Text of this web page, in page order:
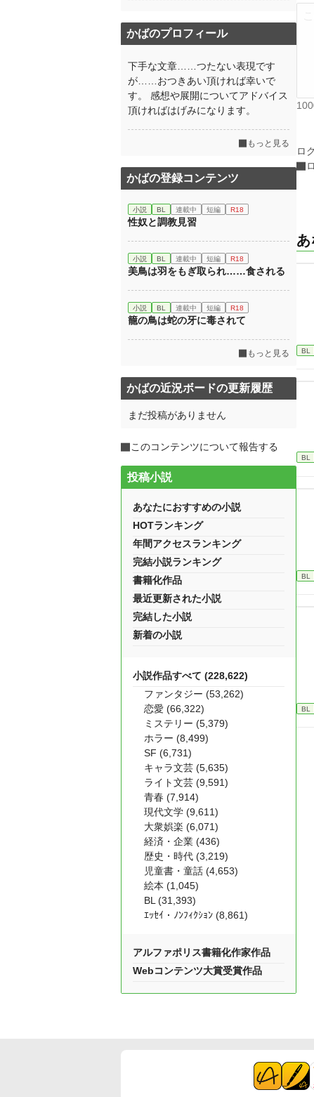
ロ
BL
BL
BL
BL
かばのプロフィール
下手な文章……つたない表現です
が……おつきあい頂ければ幸いで
す。 感想や展開についてアドバイス
頂ければはげみになります。
もっと見る
かばの登録コンテンツ
小説 BL 連載中 短編 R18
性奴と調教見習
小説 BL 連載中 短編 R18
美鳥は羽をもぎ取られ……食される
小説 BL 連載中 短編 R18
籠の鳥は蛇の牙に毒されて
もっと見る
かばの近況ボードの更新履歴
まだ投稿がありません
このコンテンツについて報告する
投稿小説
あなたにおすすめの小説
HOTランキング
年間アクセスランキング
完結小説ランキング
書籍化作品
最近更新された小説
完結した小説
新着の小説
小説作品すべて (228,622)
ファンタジー (53,262)
恋愛 (66,322)
ミステリー (5,379)
ホラー (8,499)
SF (6,731)
キャラ文芸 (5,635)
ライト文芸 (9,591)
青春 (7,914)
現代文学 (9,611)
大衆娯楽 (6,071)
経済・企業 (436)
歴史・時代 (3,219)
児童書・童話 (4,653)
絵本 (1,045)
BL (31,393)
ｴｯｾｲ・ﾉﾝﾌｨｸｼｮﾝ (8,861)
アルファポリス書籍化作家作品
Webコンテンツ大賞受賞作品